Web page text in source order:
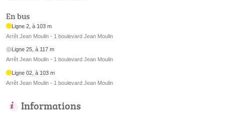
En bus
Ligne 2, à 103 m
Arrêt Jean Moulin - 1 boulevard Jean Moulin
Ligne 25, à 117 m
Arrêt Jean Moulin - 1 boulevard Jean Moulin
Ligne 02, à 103 m
Arrêt Jean Moulin - 1 boulevard Jean Moulin
Informations